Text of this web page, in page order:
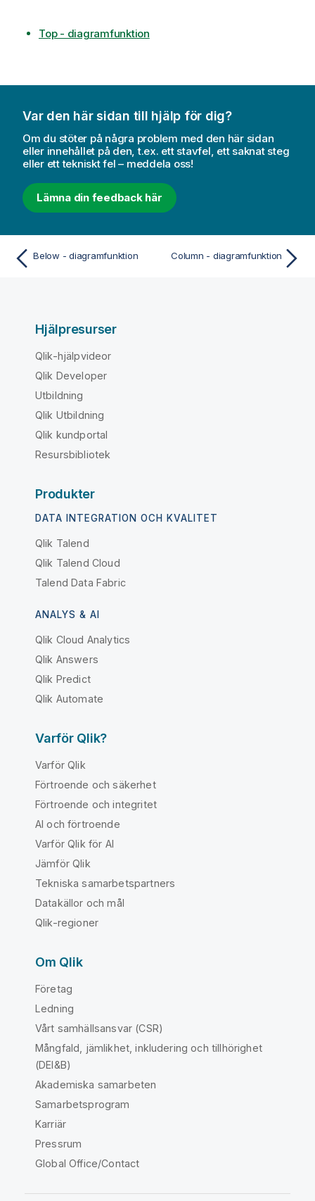
Top - diagramfunktion
Var den här sidan till hjälp för dig?
Om du stöter på några problem med den här sidan
eller innehållet på den, t.ex. ett stavfel, ett saknat steg
eller ett tekniskt fel – meddela oss!
Lämna din feedback här
Below - diagramfunktion Column - diagramfunktion
Hjälpresurser
Qlik-hjälpvideor
Qlik Developer
Utbildning
Qlik Utbildning
Qlik kundportal
Resursbibliotek
Produkter
DATA INTEGRATION OCH KVALITET
Qlik Talend
Qlik Talend Cloud
Talend Data Fabric
ANALYS & AI
Qlik Cloud Analytics
Qlik Answers
Qlik Predict
Qlik Automate
Varför Qlik?
Varför Qlik
Förtroende och säkerhet
Förtroende och integritet
AI och förtroende
Varför Qlik för AI
Jämför Qlik
Tekniska samarbetspartners
Datakällor och mål
Qlik-regioner
Om Qlik
Företag
Ledning
Vårt samhällsansvar (CSR)
Mångfald, jämlikhet, inkludering och tillhörighet
(DEI&B)
Akademiska samarbeten
Samarbetsprogram
Karriär
Pressrum
Global Office/Contact